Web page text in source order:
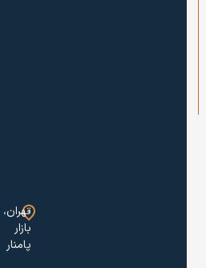
تهران،
بازار
پامنار